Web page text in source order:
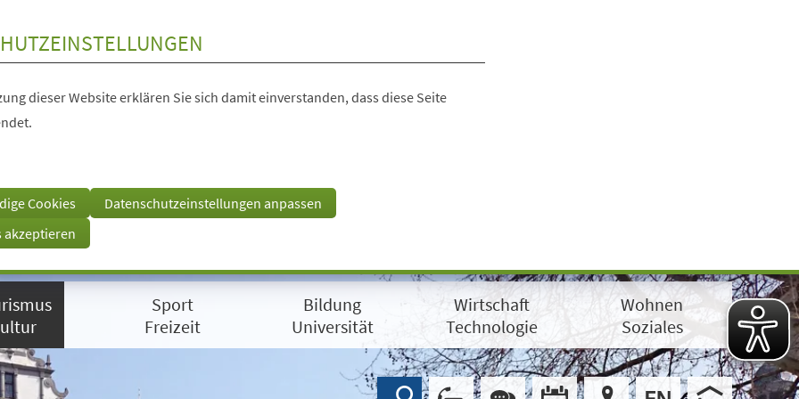
dieser Website erklären Sie sich damit einverstanden, dass diese Seite
Cookies
Datenschutzeinstellungen anpassen
akzeptieren
Sport
Freizeit
Bildung
Universität
Wirtschaft
Technologie
Wohnen
Soziales